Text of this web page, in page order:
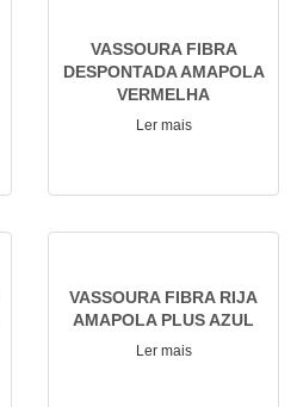
VASSOURA FIBRA
DESPONTADA AMAPOLA
VERMELHA
Ler mais
VASSOURA FIBRA RIJA
AMAPOLA PLUS AZUL
Ler mais